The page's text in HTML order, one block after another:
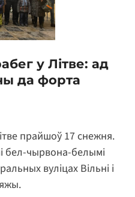
у Літве: ад
да форта
прайшоў 17 снежня.
бел-чырвона-белымі
вуліцах Вільні і